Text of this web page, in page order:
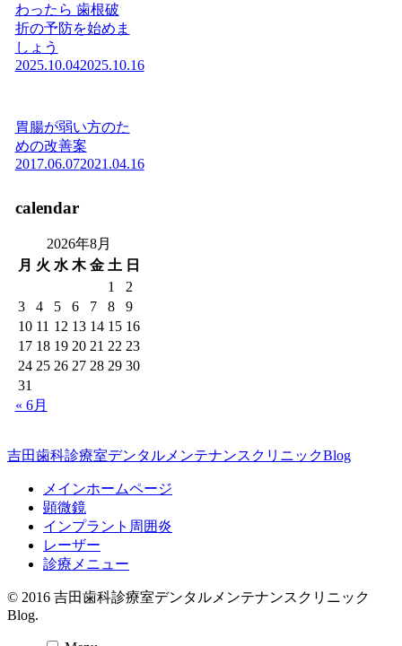
わったら 歯根破
折の予防を始めま
しょう
2025.10.042025.10.16
胃腸が弱い方のた
めの改善案
2017.06.072021.04.16
calendar
2026年8月
月 火 水 木 金 土 日
1
2
3
4 5 6 7 8
9
10 11 12 13 14 15 16
17 18 19 20 21 22 23
24 25 26 27 28 29 30
31
« 6月
吉田歯科診療室デンタルメンテナンスクリニックBlog
メインホームページ
顕微鏡
インプラント周囲炎
レーザー
診療メニュー
© 2016 吉田歯科診療室デンタルメンテナンスクリニック
Blog.